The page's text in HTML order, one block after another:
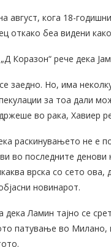
август, кога 18-
откако беа видени
Коразон“ рече дека
заедно. Но, има
за тоа дали
во рака, Хавиер
раскинувањето не е
во последните денови
врска со сето ова,
новинарот.
Ламин тајно се
патување во Милано,